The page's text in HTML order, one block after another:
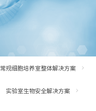
常规细胞培养室整体解决方案
实验室生物安全解决方案